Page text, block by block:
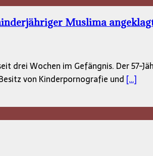
Muslima
drei Wochen im Gefängnis. Der 57-
von Kinderpornografie und […]